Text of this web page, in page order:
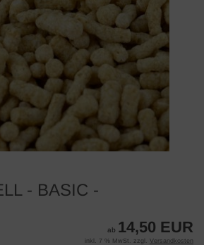
- BASIC -
ab 14,50 EUR
inkl. 7 % MwSt. zzgl. Versandkosten